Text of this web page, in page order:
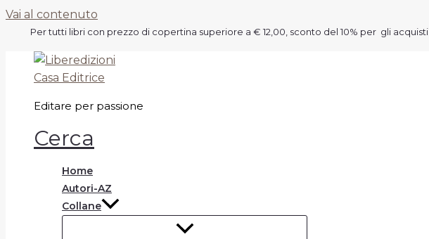
Vai al contenuto
Per tutti libri con prezzo di copertina superiore a € 12,00, sconto del 10% per gli acquisti
Editare per passione
Cerca
Home
Autori-AZ
Collane